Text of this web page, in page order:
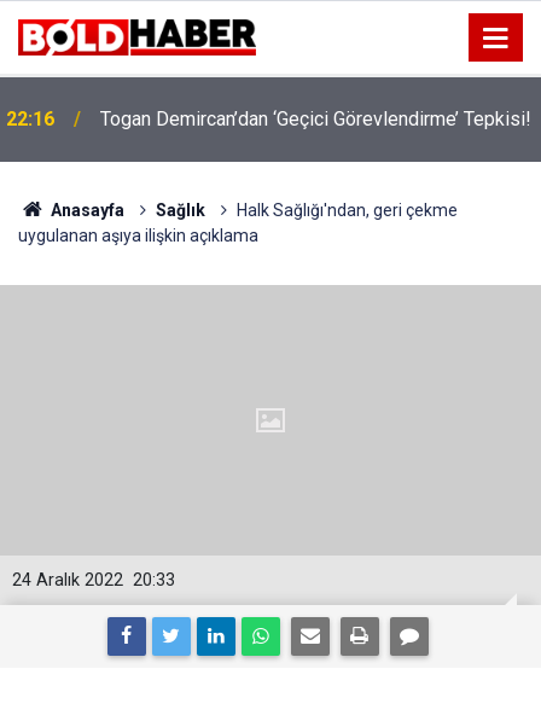
22:16 Togan Demircan’dan ‘Geçici Görevlendirme’ Tepkisi!
Anasayfa Sağlık
Halk Sağlığı'ndan, geri çekme
uygulanan aşıya ilişkin açıklama
20:33
24 Aralık 2022